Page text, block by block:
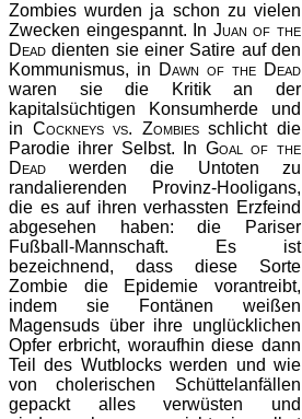
Zombies wurden ja schon zu vielen
Zwecken eingespannt. In Juan of the
Deaddienten sie einer Satire auf den
Kommunismus, in Dawn of the Dead
waren sie die Kritik an der
kapitalsüchtigen Konsumherde und
in Cockneys vs. Zombiesschlicht die
Parodie ihrer Selbst. In Goal of the
Deadwerden die Untoten zu
randalierenden Provinz-Hooligans,
die es auf ihren verhassten Erzfeind
abgesehen haben: die Pariser
Fußball-Mannschaft. Es ist
bezeichnend, dass diese Sorte
Zombie die Epidemie vorantreibt,
indem sie Fontänen weißen
Magensuds über ihre unglücklichen
Opfer erbricht, woraufhin diese dann
Teil des Wutblocks werden und wie
von cholerischen Schüttelanfällen
gepackt alles verwüsten und